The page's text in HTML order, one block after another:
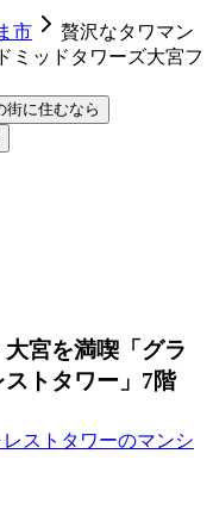
市
贅沢なタワマン
ミッドタワーズ大宮フ
街に住むなら
宮を満喫「グラ
トタワー」7階
ストタワーのマンシ